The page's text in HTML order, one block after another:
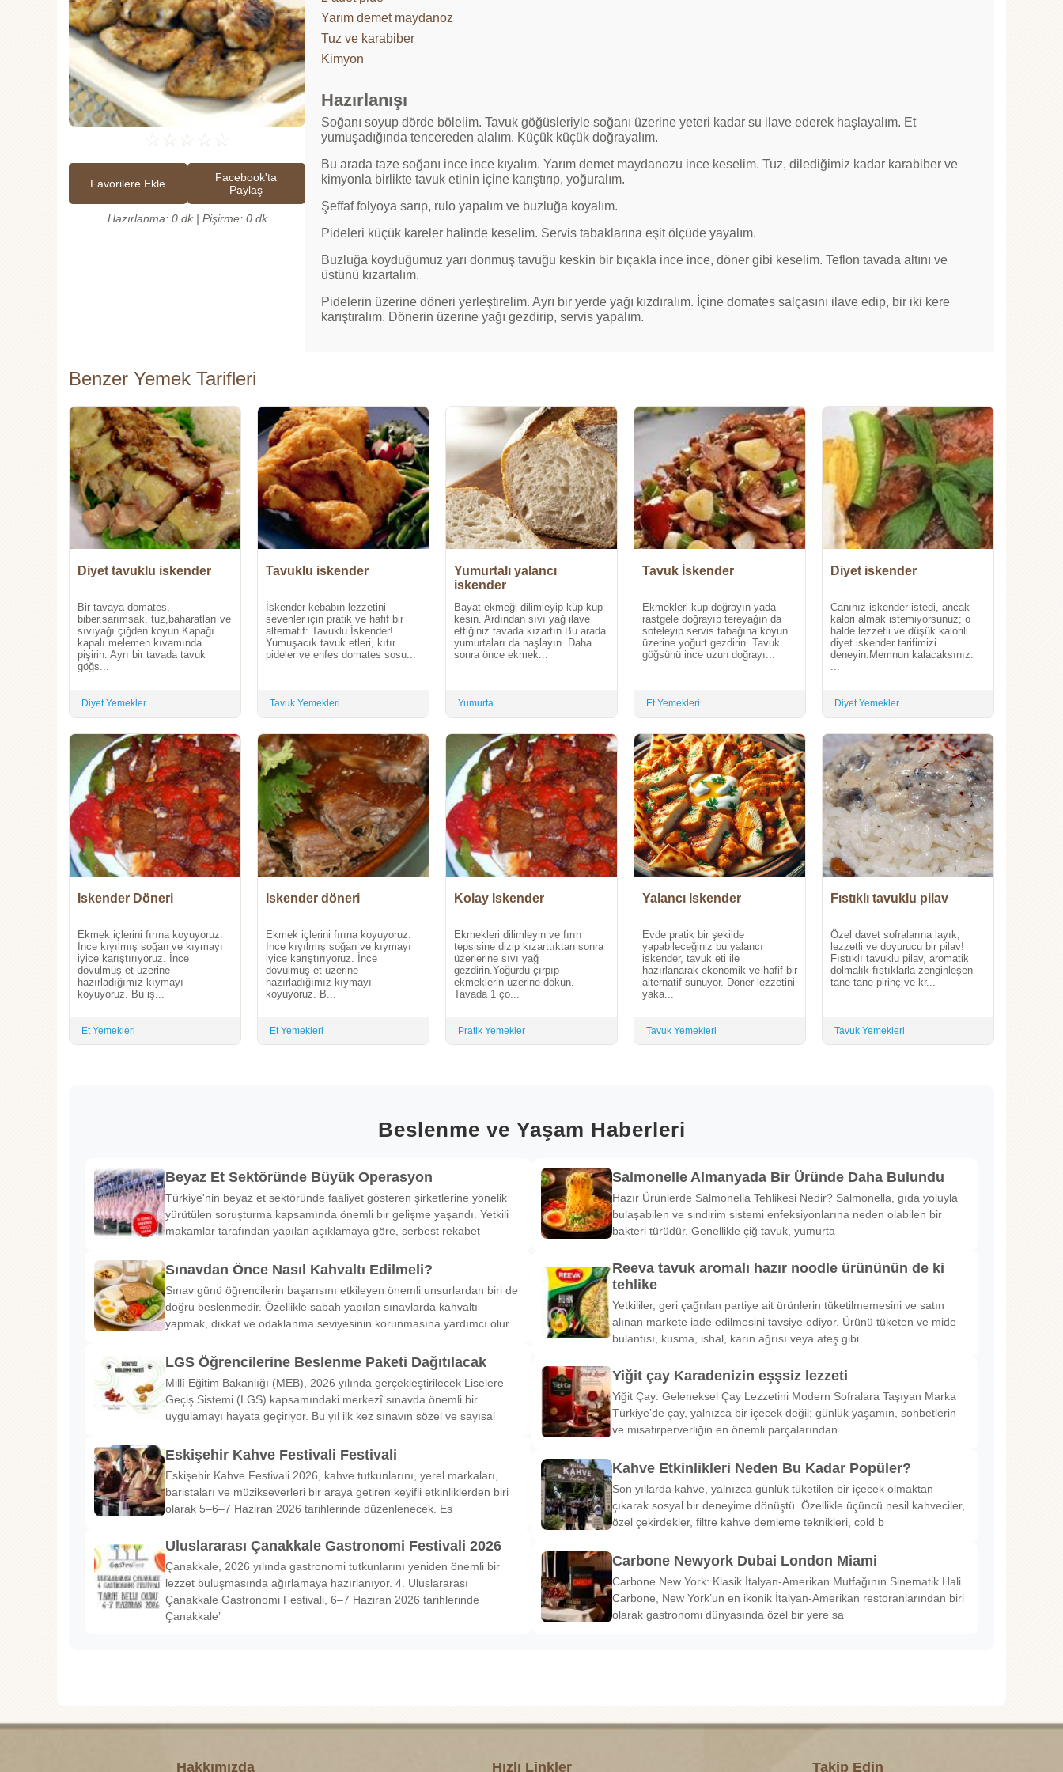
☆ ☆ ☆ ☆ ☆
Favorilere Ekle
Facebook'ta
Paylaş
Hazırlanma: 0 dk | Pişirme: 0 dk
Yarım demet maydanoz
Tuz ve karabiber
Kimyon
Hazırlanışı
Soğanı soyup dörde bölelim. Tavuk göğüsleriyle soğanı üzerine yeteri kadar su ilave ederek haşlayalım. Et
yumuşadığında tencereden alalım. Küçük küçük doğrayalım.
Bu arada taze soğanı ince ince kıyalım. Yarım demet maydanozu ince keselim. Tuz, dilediğimiz kadar karabiber ve
kimyonla birlikte tavuk etinin içine karıştırıp, yoğuralım.
Şeffaf folyoya sarıp, rulo yapalım ve buzluğa koyalım.
Pideleri küçük kareler halinde keselim. Servis tabaklarına eşit ölçüde yayalım.
Buzluğa koyduğumuz yarı donmuş tavuğu keskin bir bıçakla ince ince, döner gibi keselim. Teflon tavada altını ve
üstünü kızartalım.
Pidelerin üzerine döneri yerleştirelim. Ayrı bir yerde yağı kızdıralım. İçine domates salçasını ilave edip, bir iki kere
karıştıralım. Dönerin üzerine yağı gezdirip, servis yapalım.
Benzer Yemek Tarifleri
Diyet tavuklu iskender
Bir tavaya domates,
biber,sarımsak, tuz,baharatları ve
sıvıyağı çiğden koyun.Kapağı
kapalı melemen kıvamında
pişirin. Ayrı bir tavada tavuk
göğs...
Diyet Yemekler
Tavuklu iskender
İskender kebabın lezzetini
sevenler için pratik ve hafif bir
alternatif: Tavuklu İskender!
Yumuşacık tavuk etleri, kıtır
pideler ve enfes domates sosu...
Tavuk Yemekleri
Yumurtalı yalancı
iskender
Bayat ekmeği dilimleyip küp küp
kesin. Ardından sıvı yağ ilave
ettiğiniz tavada kızartın.Bu arada
yumurtaları da haşlayın. Daha
sonra önce ekmek...
Yumurta
Tavuk İskender
Ekmekleri küp doğrayın yada
rastgele doğrayıp tereyağın da
soteleyip servis tabağına koyun
üzerine yoğurt gezdirin. Tavuk
göğsünü ince uzun doğrayı...
Et Yemekleri
Diyet iskender
Canınız iskender istedi, ancak
kalori almak istemiyorsunuz; o
halde lezzetli ve düşük kalorili
diyet iskender tarifimizi
deneyin.Memnun kalacaksınız.
...
Diyet Yemekler
İskender Döneri
Ekmek içlerini fırına koyuyoruz.
İnce kıyılmış soğan ve kıymayı
iyice karıştırıyoruz. İnce
dövülmüş et üzerine
hazırladığımız kıymayı
koyuyoruz. Bu iş...
Et Yemekleri
İskender döneri
Ekmek içlerini fırına koyuyoruz.
İnce kıyılmış soğan ve kıymayı
iyice karıştırıyoruz. İnce
dövülmüş et üzerine
hazırladığımız kıymayı
koyuyoruz. B...
Et Yemekleri
Kolay İskender
Ekmekleri dilimleyin ve fırın
tepsisine dizip kızarttıktan sonra
üzerlerine sıvı yağ
gezdirin.Yoğurdu çırpıp
ekmeklerin üzerine dökün.
Tavada 1 ço...
Pratik Yemekler
Yalancı İskender
Evde pratik bir şekilde
yapabileceğiniz bu yalancı
iskender, tavuk eti ile
hazırlanarak ekonomik ve hafif bir
alternatif sunuyor. Döner lezzetini
yaka...
Tavuk Yemekleri
Fıstıklı tavuklu pilav
Özel davet sofralarına layık,
lezzetli ve doyurucu bir pilav!
Fıstıklı tavuklu pilav, aromatik
dolmalık fıstıklarla zenginleşen
tane tane pirinç ve kr...
Tavuk Yemekleri
Beslenme ve Yaşam Haberleri
Beyaz Et Sektöründe Büyük Operasyon
Türkiye'nin beyaz et sektöründe faaliyet gösteren şirketlerine yönelik
yürütülen soruşturma kapsamında önemli bir gelişme yaşandı. Yetkili
makamlar tarafından yapılan açıklamaya göre, serbest rekabet
Sınavdan Önce Nasıl Kahvaltı Edilmeli?
Sınav günü öğrencilerin başarısını etkileyen önemli unsurlardan biri de
doğru beslenmedir. Özellikle sabah yapılan sınavlarda kahvaltı
yapmak, dikkat ve odaklanma seviyesinin korunmasına yardımcı olur
LGS Öğrencilerine Beslenme Paketi Dağıtılacak
Millî Eğitim Bakanlığı (MEB), 2026 yılında gerçekleştirilecek Liselere
Geçiş Sistemi (LGS) kapsamındaki merkezî sınavda önemli bir
uygulamayı hayata geçiriyor. Bu yıl ilk kez sınavın sözel ve sayısal
Eskişehir Kahve Festivali Festivali
Eskişehir Kahve Festivali 2026, kahve tutkunlarını, yerel markaları,
baristaları ve müzikseverleri bir araya getiren keyifli etkinliklerden biri
olarak 5–6–7 Haziran 2026 tarihlerinde düzenlenecek. Es
Uluslararası Çanakkale Gastronomi Festivali 2026
Çanakkale, 2026 yılında gastronomi tutkunlarını yeniden önemli bir
lezzet buluşmasında ağırlamaya hazırlanıyor. 4. Uluslararası
Çanakkale Gastronomi Festivali, 6–7 Haziran 2026 tarihlerinde
Çanakkale’
Salmonelle Almanyada Bir Üründe Daha Bulundu
Hazır Ürünlerde Salmonella Tehlikesi Nedir? Salmonella, gıda yoluyla
bulaşabilen ve sindirim sistemi enfeksiyonlarına neden olabilen bir
bakteri türüdür. Genellikle çiğ tavuk, yumurta
Reeva tavuk aromalı hazır noodle ürününün de ki
tehlike
Yetkililer, geri çağrılan partiye ait ürünlerin tüketilmemesini ve satın
alınan markete iade edilmesini tavsiye ediyor. Ürünü tüketen ve mide
bulantısı, kusma, ishal, karın ağrısı veya ateş gibi
Yiğit çay Karadenizin eşşsiz lezzeti
Yiğit Çay: Geleneksel Çay Lezzetini Modern Sofralara Taşıyan Marka
Türkiye’de çay, yalnızca bir içecek değil; günlük yaşamın, sohbetlerin
ve misafirperverliğin en önemli parçalarından
Kahve Etkinlikleri Neden Bu Kadar Popüler?
Son yıllarda kahve, yalnızca günlük tüketilen bir içecek olmaktan
çıkarak sosyal bir deneyime dönüştü. Özellikle üçüncü nesil kahveciler,
özel çekirdekler, filtre kahve demleme teknikleri, cold b
Carbone Newyork Dubai London Miami
Carbone New York: Klasik İtalyan-Amerikan Mutfağının Sinematik Hali
Carbone, New York’un en ikonik İtalyan-Amerikan restoranlarından biri
olarak gastronomi dünyasında özel bir yere sa
Hakkımızda Hızlı Linkler Takip Edin